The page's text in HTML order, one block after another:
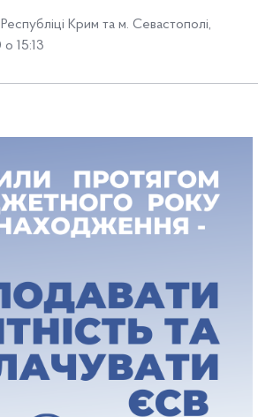
Крим та м. Севастополі,
15:13